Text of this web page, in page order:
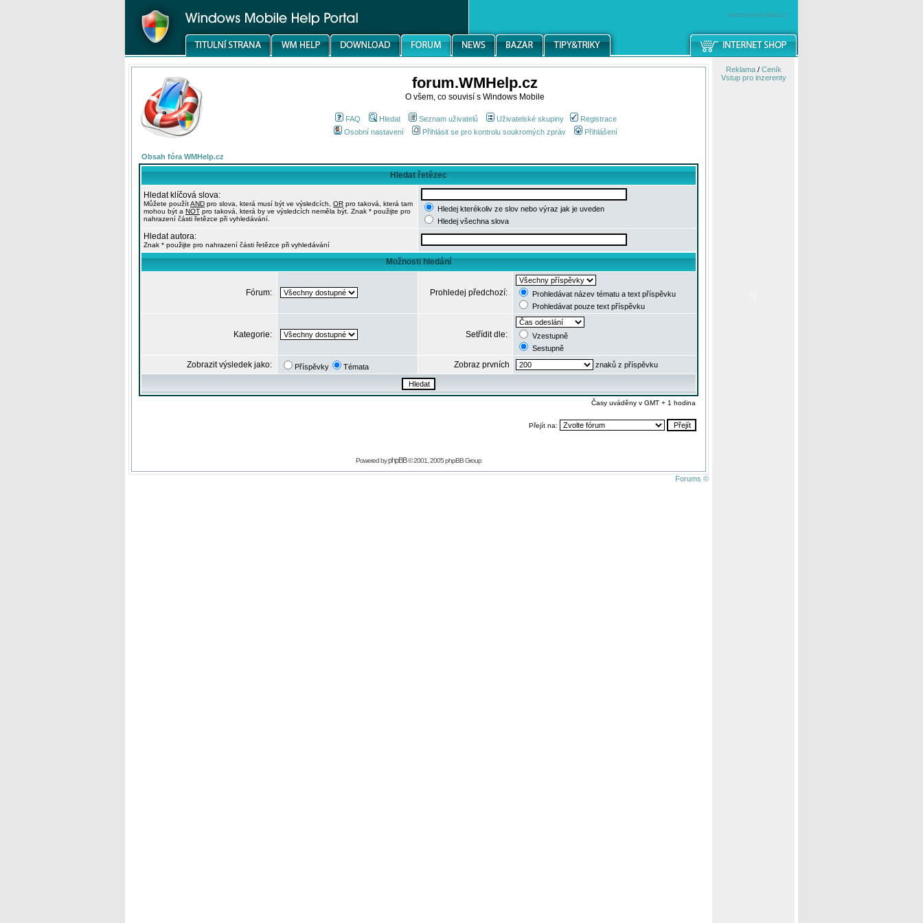
windowsmobile.cz
forum.WMHelp.cz
O všem, co souvisí s Windows Mobile
FAQ Hledat Seznam uživatelů Uživatelské skupiny
Registrace
Osobní nastavení
Přihlásit se pro kontrolu soukromých zpráv Přihlášení
Obsah fóra WMHelp.cz
Hledat řetězec
Hledat klíčová slova:
Můžete použítAND pro slova, která musí být ve výsledcích, OR pro taková, která tam
mohou být a NOT pro taková, která by ve výsledcích neměla být. Znak * použijte pro
nahrazení části řetězce při vyhledávání.
Hledej kterékoliv ze slov nebo výraz jak je uveden
Hledej všechna slova
Hledat autora:
Znak * použijte pro nahrazení části řetězce při vyhledávání
Možnosti hledání
Fórum: Prohledej předchozí:
Prohledávat název tématu a text příspěvku
Prohledávat pouze text příspěvku
Kategorie: Setřídit dle:
Vzestupně
Sestupně
Zobrazit výsledek jako: Příspěvky Témata Zobraz prvních znaků z příspěvku
Časy uváděny v GMT + 1 hodina
Přejít na:
Powered byphpBB© 2001, 2005 phpBB Group
Forums ©
Reklama/ Ceník
Vstup pro inzerenty